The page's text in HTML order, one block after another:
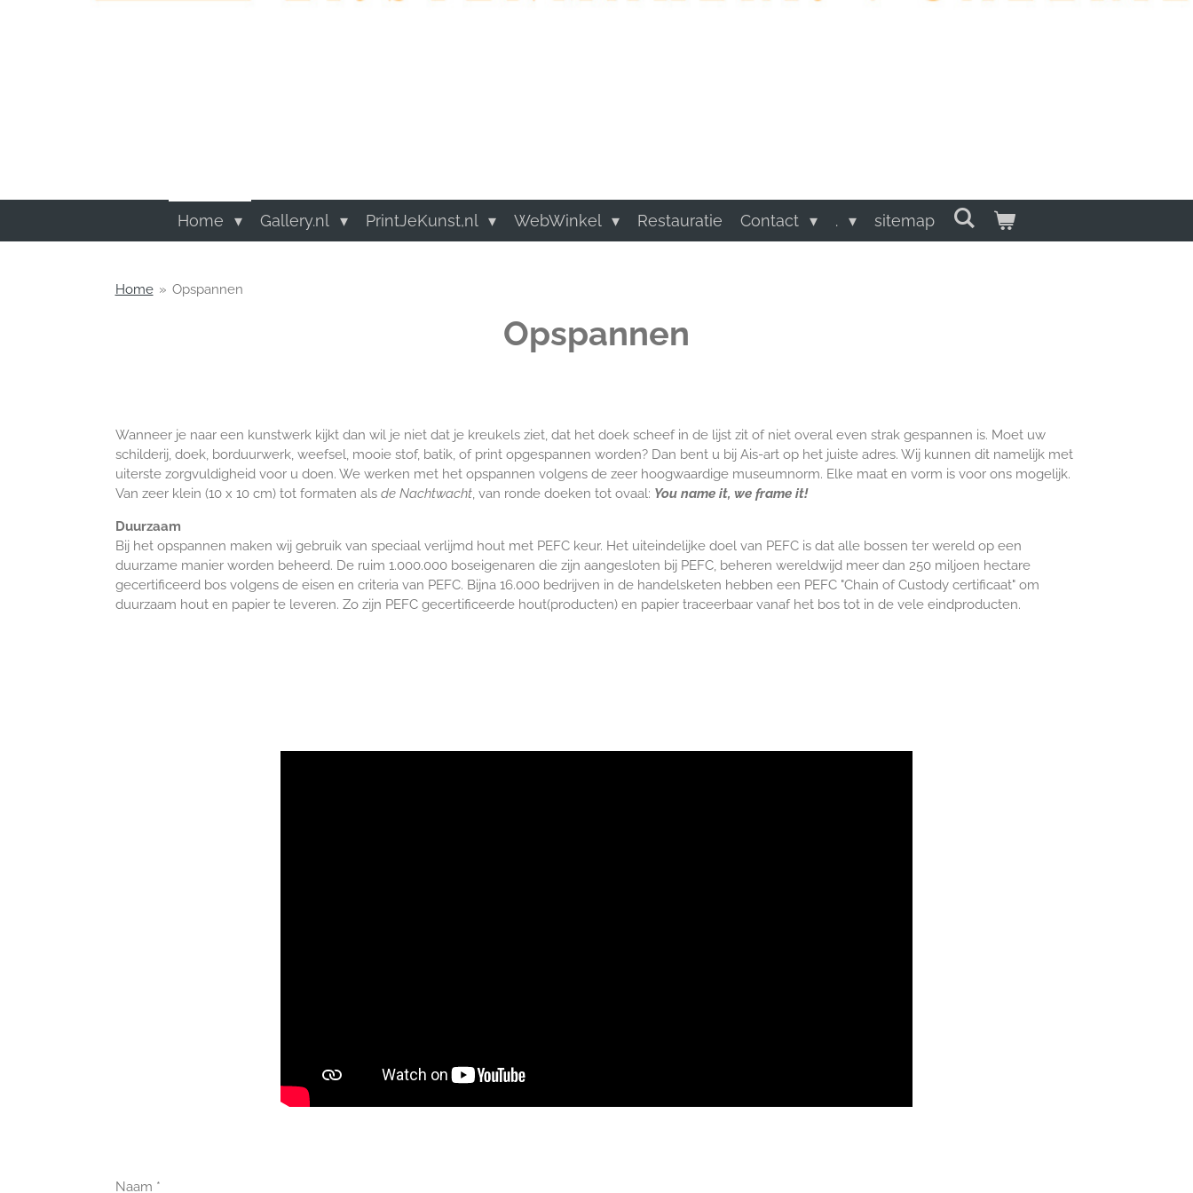
Home Gallery.nl PrintJeKunst,nl WebWinkel Restauratie Contact . sitemap
Home » Opspannen
Opspannen
Wanneer je naar een kunstwerk kijkt dan wil je niet dat je kreukels ziet, dat het doek scheef in de lijst zit of niet overal even strak gespannen is. Moet uw
schilderij, doek, borduurwerk, weefsel, mooie stof, batik, of print opgespannen worden? Dan bent u bij Ais-art op het juiste adres. Wij kunnen dit namelijk met
uiterste zorgvuldigheid voor u doen. We werken met het opspannen volgens de zeer hoogwaardige museumnorm. Elke maat en vorm is voor ons mogelijk.
Van zeer klein (10 x 10 cm) tot formaten als de Nachtwacht, van ronde doeken tot ovaal: You name it, we frame it!
Duurzaam
Bij het opspannen maken wij gebruik van speciaal verlijmd hout met PEFC keur. Het uiteindelijke doel van PEFC is dat alle bossen ter wereld op een
duurzame manier worden beheerd. De ruim 1.000.000 boseigenaren die zijn aangesloten bij PEFC, beheren wereldwijd meer dan 250 miljoen hectare
gecertificeerd bos volgens de eisen en criteria van PEFC. Bijna 16.000 bedrijven in de handelsketen hebben een PEFC "Chain of Custody certificaat" om
duurzaam hout en papier te leveren. Zo zijn PEFC gecertificeerde hout(producten) en papier traceerbaar vanaf het bos tot in de vele eindproducten.
Naam *